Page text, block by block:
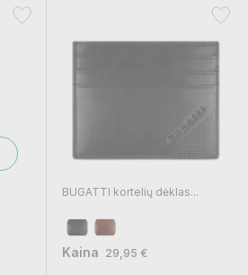
BUGATTI kortelių dėklas...
Kaina 29,95 €